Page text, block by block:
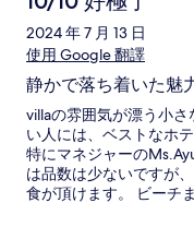
2024 年 7 月 13 日
使用 Google 翻譯
静かで落ち着いた魅
villaの雰囲気が漂う小
い人には、ベストなホ
特にマネジャーの
は品数は少ないですが
食が頂けます。 ビーチ